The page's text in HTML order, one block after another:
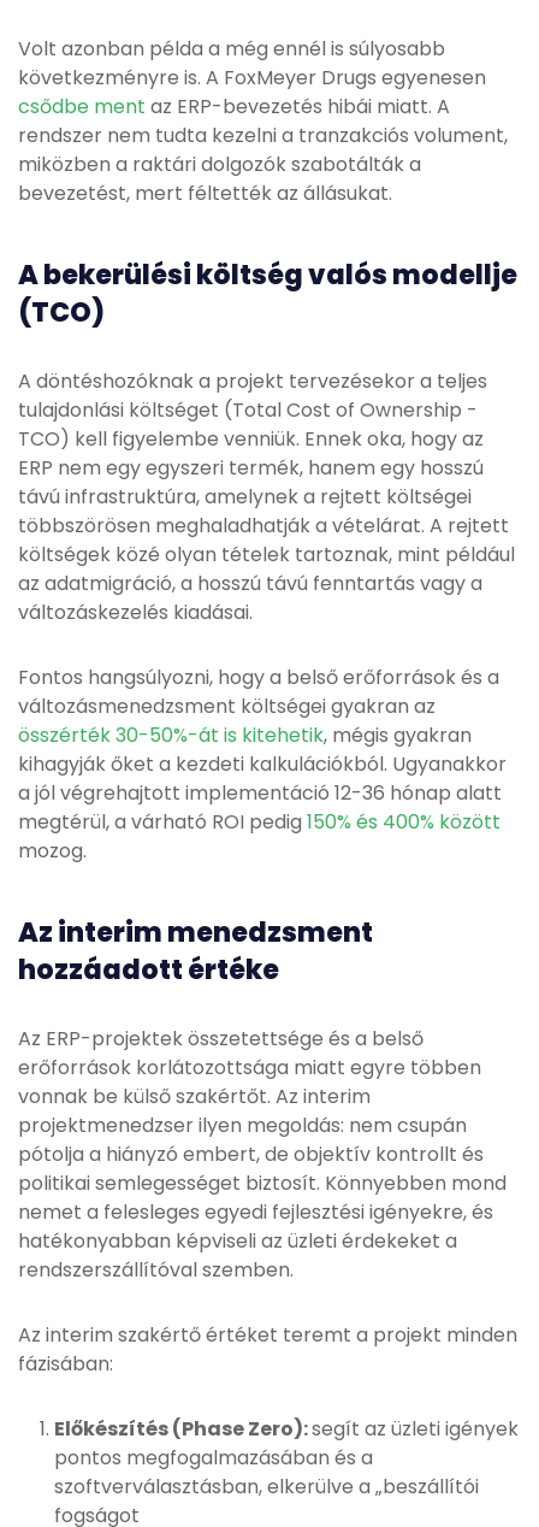
Volt azonban példa a még ennél is súlyosabb
következményre is. A FoxMeyer Drugs egyenesen
csődbe ment az ERP-bevezetés hibái miatt. A
rendszer nem tudta kezelni a tranzakciós volument,
miközben a raktári dolgozók szabotálták a
bevezetést, mert féltették az állásukat.
A bekerülési költség valós modellje
(TCO)
A döntéshozóknak a projekt tervezésekor a teljes
tulajdonlási költséget (Total Cost of Ownership -
TCO) kell figyelembe venniük. Ennek oka, hogy az
ERP nem egy egyszeri termék, hanem egy hosszú
távú infrastruktúra, amelynek a rejtett költségei
többszörösen meghaladhatják a vételárat. A rejtett
költségek közé olyan tételek tartoznak, mint például
az adatmigráció, a hosszú távú fenntartás vagy a
változáskezelés kiadásai.
Fontos hangsúlyozni, hogy a belső erőforrások és a
változásmenedzsment költségei gyakran az
összérték 30-50%-át is kitehetik, mégis gyakran
kihagyják őket a kezdeti kalkulációkból. Ugyanakkor
a jól végrehajtott implementáció 12-36 hónap alatt
megtérül, a várható ROI pedig 150% és 400% között
mozog.
Az interim menedzsment
hozzáadott értéke
Az ERP-projektek összetettsége és a belső
erőforrások korlátozottsága miatt egyre többen
vonnak be külső szakértőt. Az interim
projektmenedzser ilyen megoldás: nem csupán
pótolja a hiányzó embert, de objektív kontrollt és
politikai semlegességet biztosít. Könnyebben mond
nemet a felesleges egyedi fejlesztési igényekre, és
hatékonyabban képviseli az üzleti érdekeket a
rendszerszállítóval szemben.
Az interim szakértő értéket teremt a projekt minden
fázisában:
Előkészítés (Phase Zero):segít az üzleti igények
pontos megfogalmazásában és a
szoftverválasztásban, elkerülve a „beszállítói
fogságot